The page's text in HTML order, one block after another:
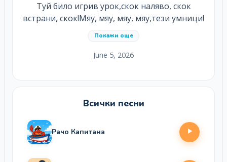
Туй било игрив урок,скок наляво, скок
встрани, скок!Мяу, мяу, мяу, мяу,тези умници!
Покажи още
June 5, 2026
Всички песни
Рачо Капитана